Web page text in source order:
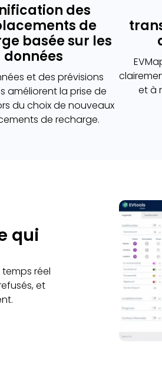
des
de
basée sur les
données
et des prévisions
améliorent la prise de
du choix de nouveaux
de recharge.
et à
qui
temps réel
et